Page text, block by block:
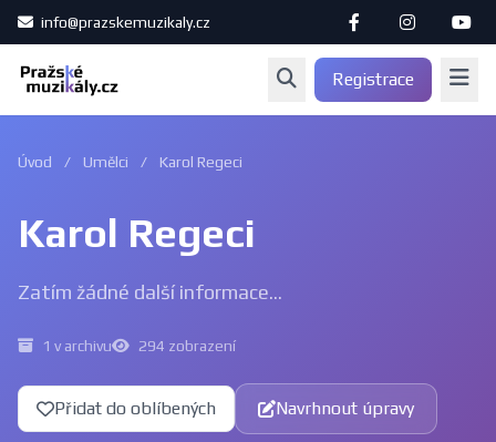
info@prazskemuzikaly.cz
Registrace
Úvod / Umělci / Karol Regeci
Karol Regeci
Zatím žádné další informace...
1 v archivu 294 zobrazení
Přidat do oblíbených Navrhnout úpravy